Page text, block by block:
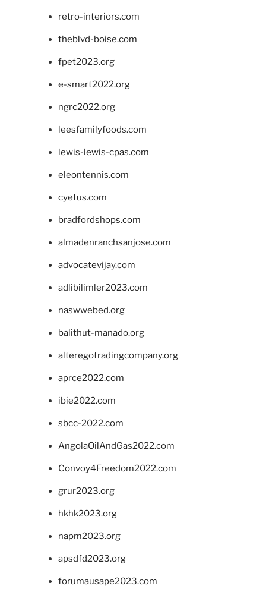
retro-interiors.com
theblvd-boise.com
fpet2023.org
e-smart2022.org
ngrc2022.org
leesfamilyfoods.com
lewis-lewis-cpas.com
eleontennis.com
cyetus.com
bradfordshops.com
almadenranchsanjose.com
advocatevijay.com
adlibilimler2023.com
naswwebed.org
balithut-manado.org
alteregotradingcompany.org
aprce2022.com
ibie2022.com
sbcc-2022.com
AngolaOilAndGas2022.com
Convoy4Freedom2022.com
grur2023.org
hkhk2023.org
napm2023.org
apsdfd2023.org
forumausape2023.com